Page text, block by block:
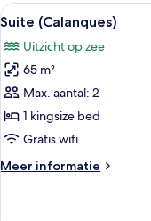
Alle
foto's
voor
Suite
(Calanques)
laden
5
Suite (Calanques)
Uitzicht op zee
65 m²
Max. aantal: 2
1 kingsize bed
Gratis wifi
Meer informatie
Meer